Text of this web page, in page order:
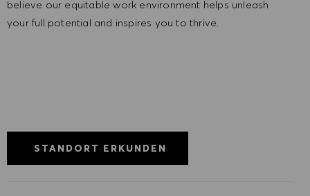
believe our equitable work environment helps unleash
your full potential and inspires you to thrive.
STANDORT ERKUNDEN